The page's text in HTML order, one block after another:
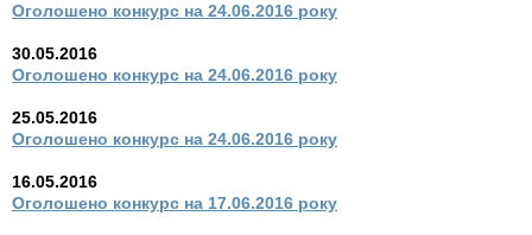
Оголошено конкурс на 24.06.2016 року
30.05.2016
Оголошено конкурс на 24.06.2016 року
25.05.2016
Оголошено конкурс на 24.06.2016 року
16.05.2016
Оголошено конкурс на 17.06.2016 року